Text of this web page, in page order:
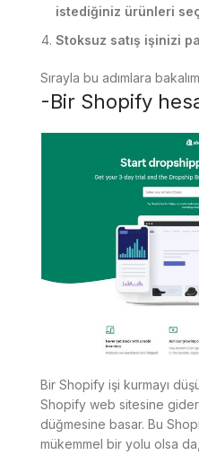
istediğiniz ürünleri
Stoksuz satış işinizi
Sırayla bu adımlara
-Bir Shopify
Bir Shopify işi kurmayı
Shopify web sitesine
düğmesine basar. Bu
mükemmel bir yolu olsa